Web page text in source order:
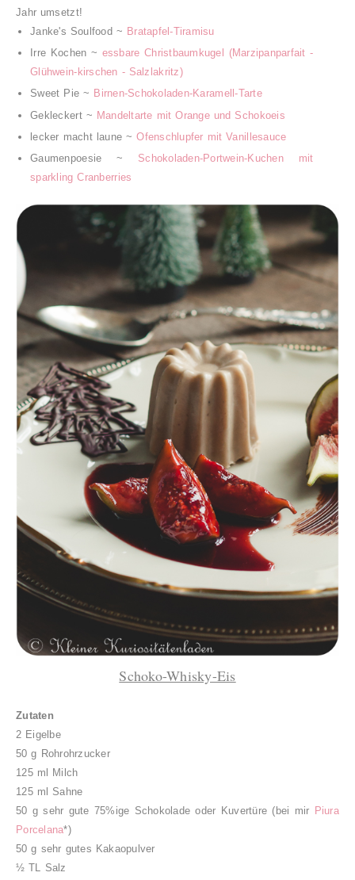
Jahr umsetzt!
Janke's Soulfood ~ Bratapfel-Tiramisu
Irre Kochen ~ essbare Christbaumkugel (Marzipanparfait -
Glühwein-kirschen - Salzlakritz)
Sweet Pie ~ Birnen-Schokoladen-Karamell-Tarte
Gekleckert ~ Mandeltarte mit Orange und Schokoeis
lecker macht laune ~Ofenschlupfer mit Vanillesauce
Gaumenpoesie ~ Schokoladen-Portwein-Kuchen mit
sparkling Cranberries
Schoko-Whisky-Eis
Zutaten
2 Eigelbe
50 g Rohrohrzucker
125 ml Milch
125 ml Sahne
50 g sehr gute 75%ige Schokolade oder Kuvertüre (bei mir Piura
Porcelana*)
50 g sehr gutes Kakaopulver
½ TL Salz